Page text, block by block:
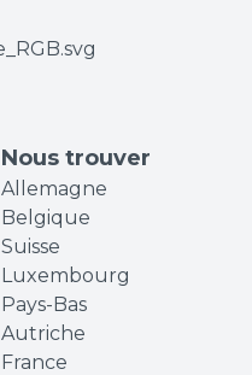
Nous trouver
Allemagne
Belgique
Suisse
Luxembourg
Pays-Bas
Autriche
France